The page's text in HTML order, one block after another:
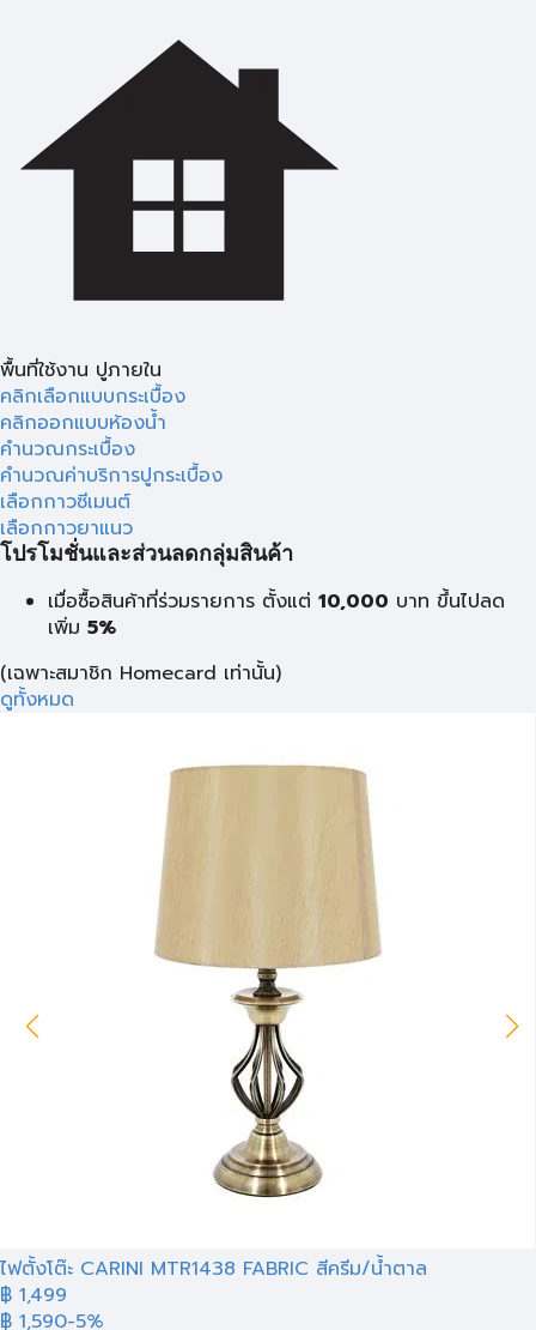
พื้นที่ใช้งาน ปูภายใน
คลิกเลือกแบบกระเบื้อง
คลิกออกแบบห้องน้ำ
คำนวณกระเบื้อง
คำนวณค่าบริการปูกระเบื้อง
เลือกกาวซีเมนต์
เลือกกาวยาแนว
โปรโมชั่นและส่วนลดกลุ่มสินค้า
เมื่อซื้อสินค้าที่ร่วมรายการ ตั้งแต่ 10,000 บาท ขึ้นไปลด
เพิ่ม 5%
(เฉพาะสมาชิก Homecard เท่านั้น)
ดูทั้งหมด
ไฟตั้งโต๊ะ CARINI MTR1438 FABRIC สีครีม/น้ำตาล
฿ 1,499
฿ 1,590-5%